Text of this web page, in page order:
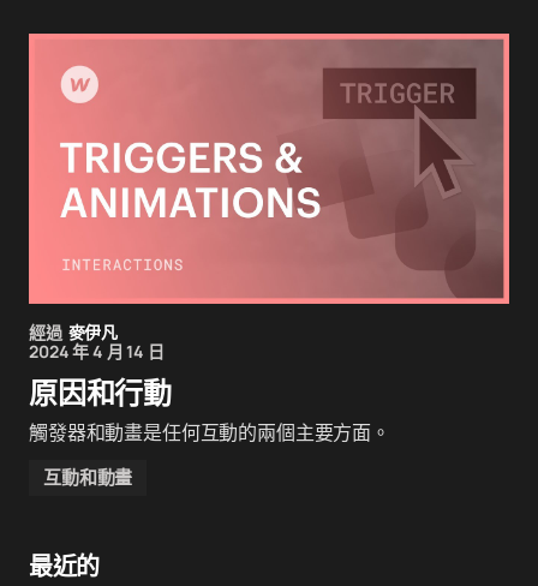
經過 麥伊凡
2024 年 4 月 14 日
原因和行動
觸發器和動畫是任何互動的兩個主要方面。
互動和動畫
最近的